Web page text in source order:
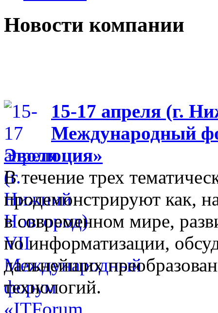
Новости компании
15-17 апреля (г.
Международный
Эволюция»
В течение трех
продемонстрируют как,
в современном мире,
по информатизации,
дальнейших
технологий.